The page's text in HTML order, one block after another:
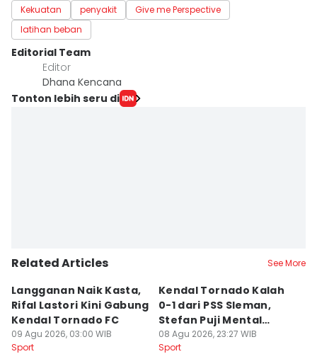
Kekuatan penyakit
Give me Perspective
latihan beban
Editorial Team
Editor
Dhana Kencana
Tonton lebih seru di
Related Articles See More
Langganan Naik Kasta,
Rifal Lastori Kini Gabung
Kendal Tornado FC
09 Agu 2026, 03:00 WIB
Sport
Kendal Tornado Kalah
0-1 dari PSS Sleman,
Stefan Puji Mental
Pemain
08 Agu 2026, 23:27 WIB
Sport